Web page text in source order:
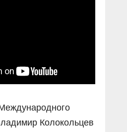
Колокольцев